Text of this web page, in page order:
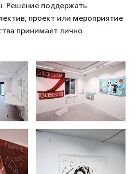
Решение поддержать
проект или мероприятие
принимает лично